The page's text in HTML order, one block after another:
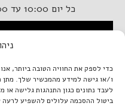
כדי לספק את החוויה הטובה ביותר,
ו/או גישה למידע מהמכשיר שלך. מתן
לעבד נתונים כגון התנהגות גלישה או
ביטול ההסכמה עלולים להשפיע
כל יום 10:00 עד 22:00 (עד ללקוח האחרון)
המסעדה נגישה לנכים
מתחם
טל. 03-933-1922